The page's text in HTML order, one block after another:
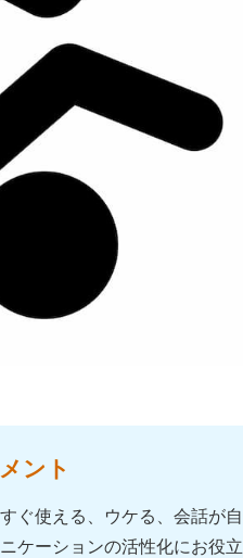
ント
ぐ使える、ウケる、会話が自
ケーションの活性化にお役立